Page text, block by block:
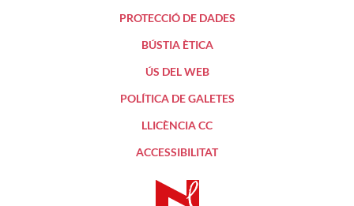
PROTECCIÓ DE DADES
BÚSTIA ÈTICA
ÚS DEL WEB
POLÍTICA DE GALETES
LLICÈNCIA CC
ACCESSIBILITAT